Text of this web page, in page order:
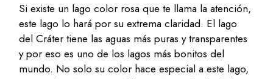
Si existe un lago color rosa que te llama la atención,
este lago lo hará por su extrema claridad. El lago
del Cráter tiene las aguas más puras y transparentes
y por eso es uno de los lagos más bonitos del
mundo. No solo su color hace especial a este lago,